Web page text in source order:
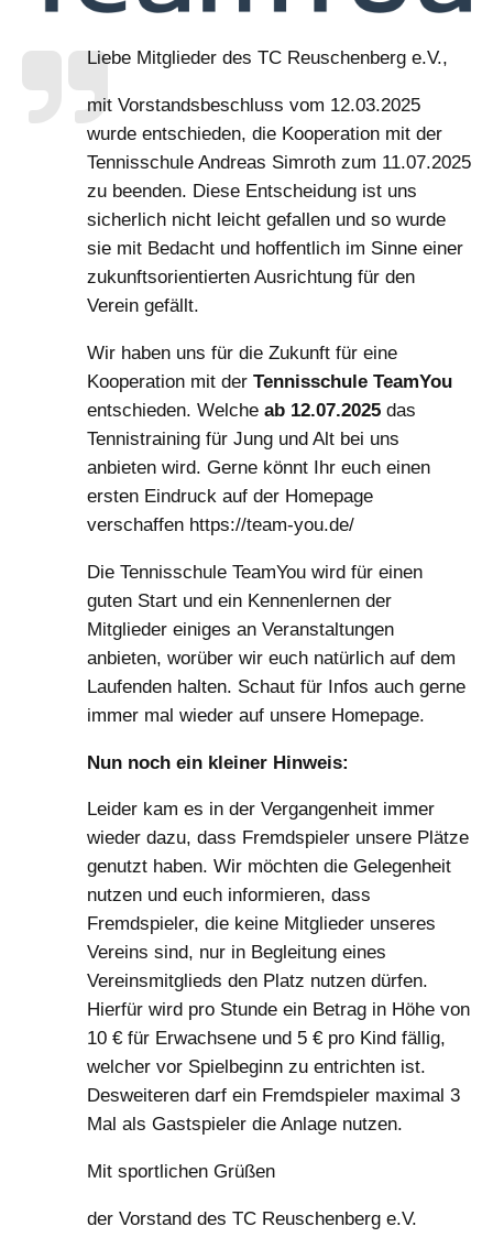
Liebe Mitglieder des TC Reuschenberg e.V.,
mit Vorstandsbeschluss vom 12.03.2025
wurde entschieden, die Kooperation mit der
Tennisschule Andreas Simroth zum 11.07.2025
zu beenden. Diese Entscheidung ist uns
sicherlich nicht leicht gefallen und so wurde
sie mit Bedacht und hoffentlich im Sinne einer
zukunftsorientierten Ausrichtung für den
Verein gefällt.
Wir haben uns für die Zukunft für eine
Kooperation mit der Tennisschule TeamYou
entschieden. Welche ab 12.07.2025das
Tennistraining für Jung und Alt bei uns
anbieten wird. Gerne könnt Ihr euch einen
ersten Eindruck auf der Homepage
verschaffen https://team-you.de/
Die Tennisschule TeamYou wird für einen
guten Start und ein Kennenlernen der
Mitglieder einiges an Veranstaltungen
anbieten, worüber wir euch natürlich auf dem
Laufenden halten. Schaut für Infos auch gerne
immer mal wieder auf unsere Homepage.
Nun noch ein kleiner Hinweis:
Leider kam es in der Vergangenheit immer
wieder dazu, dass Fremdspieler unsere Plätze
genutzt haben. Wir möchten die Gelegenheit
nutzen und euch informieren, dass
Fremdspieler, die keine Mitglieder unseres
Vereins sind, nur in Begleitung eines
Vereinsmitglieds den Platz nutzen dürfen.
Hierfür wird pro Stunde ein Betrag in Höhe von
10 € für Erwachsene und 5 € pro Kind fällig,
welcher vor Spielbeginn zu entrichten ist.
Desweiteren darf ein Fremdspieler maximal 3
Mal als Gastspieler die Anlage nutzen.
Mit sportlichen Grüßen
der Vorstand des TC Reuschenberg e.V.